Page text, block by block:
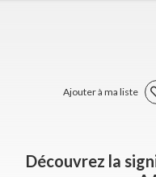
Ajouter à ma liste
Découvrez la